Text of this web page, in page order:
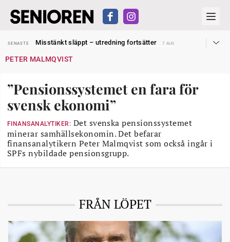
SENASTE
Misstänkt släppt – utredning fortsätter
7 AUG
SENASTE
Kravet: Nu måste 65-årsgränsen bort
SENASTE
Hyror rusar ifrån äldres bostadstillägg
28 JUL
SENASTE
Liten höjning av garantipensionen
27 JUL
SENASTE
Misstänkt släppt – utredning fortsätter
PETER MALMQVIST
”Pensionssystemet en fara för
svensk ekonomi”
FINANSANALYTIKER: Det svenska pensionssystemet
minerar samhällsekonomin. Det befarar
finansanalytikern Peter Malmqvist som också ingår i
SPFs nybildade pensionsgrupp.
FRÅN LÖPET